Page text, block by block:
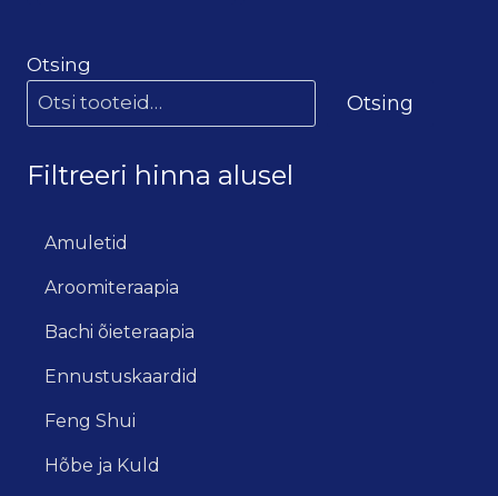
Otsing
Otsing
Filtreeri hinna alusel
Amuletid
Aroomiteraapia
Bachi õieteraapia
Ennustuskaardid
Feng Shui
Hõbe ja Kuld